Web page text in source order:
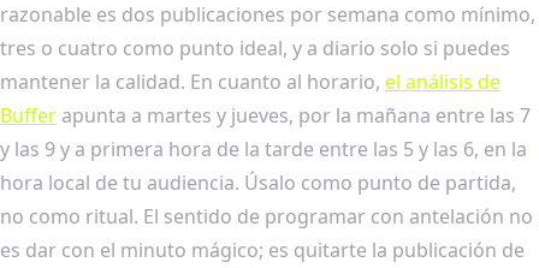
razonable es dos publicaciones por semana como mínimo,
tres o cuatro como punto ideal, y a diario solo si puedes
mantener la calidad. En cuanto al horario, el análisis de
Buffer apunta a martes y jueves, por la mañana entre las 7
y las 9 y a primera hora de la tarde entre las 5 y las 6, en la
hora local de tu audiencia. Úsalo como punto de partida,
no como ritual. El sentido de programar con antelación no
es dar con el minuto mágico; es quitarte la publicación de